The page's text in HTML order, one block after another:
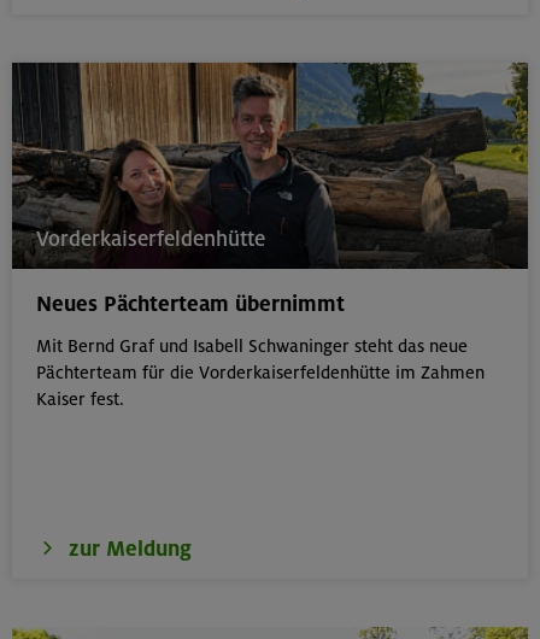
Vorderkaiserfeldenhütte
Neues Pächterteam übernimmt
Mit Bernd Graf und Isabell Schwaninger steht das neue
Pächterteam für die Vorderkaiserfeldenhütte im Zahmen
Kaiser fest.
zur Meldung